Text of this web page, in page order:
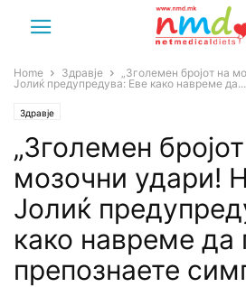
Home Здравје
„Зголемен бројот на
Јолиќ предупредува: Еве како навреме да...
Здравје
„Зголемен
мозочни удари!
Јолиќ
како навреме да
препознаете